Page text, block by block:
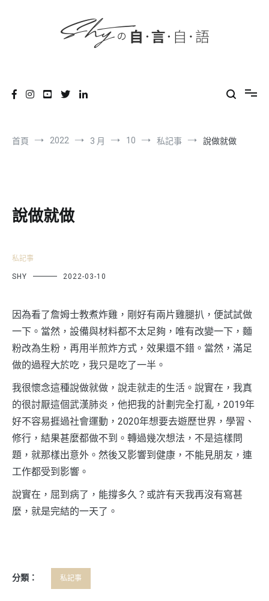
首頁 2022 3 月 10 私記事 說做就做
說做就做
私記事
SHY 2022-03-10
因為看了詹姆士教煮炸雞，剛好有兩片雞腿扒，便試試做
一下。當然，設備與材料都不太足夠，唯有改變一下，麵
粉改為生粉，再用半煎炸方式，效果還不錯。當然，滿足
做的過程大於吃，我只是吃了一半。
我很懷念這種說做就做，說走就走的生活。說實在，我真
的很討厭這個武漢肺炎，他把我的計劃完全打亂，2019年
好不容易捱過社會運動，2020年想要去遊歷世界，學習、
修行，結果甚麼都做不到。轉過幾次想法，不是這樣問
題，就那樣出意外。然後又影響到健康，不能見朋友，連
工作都受到影響。
說實在，屈到病了，能撐多久？或許有天我再沒有寫甚
麼，就是完結的一天了。
分類： 私記事